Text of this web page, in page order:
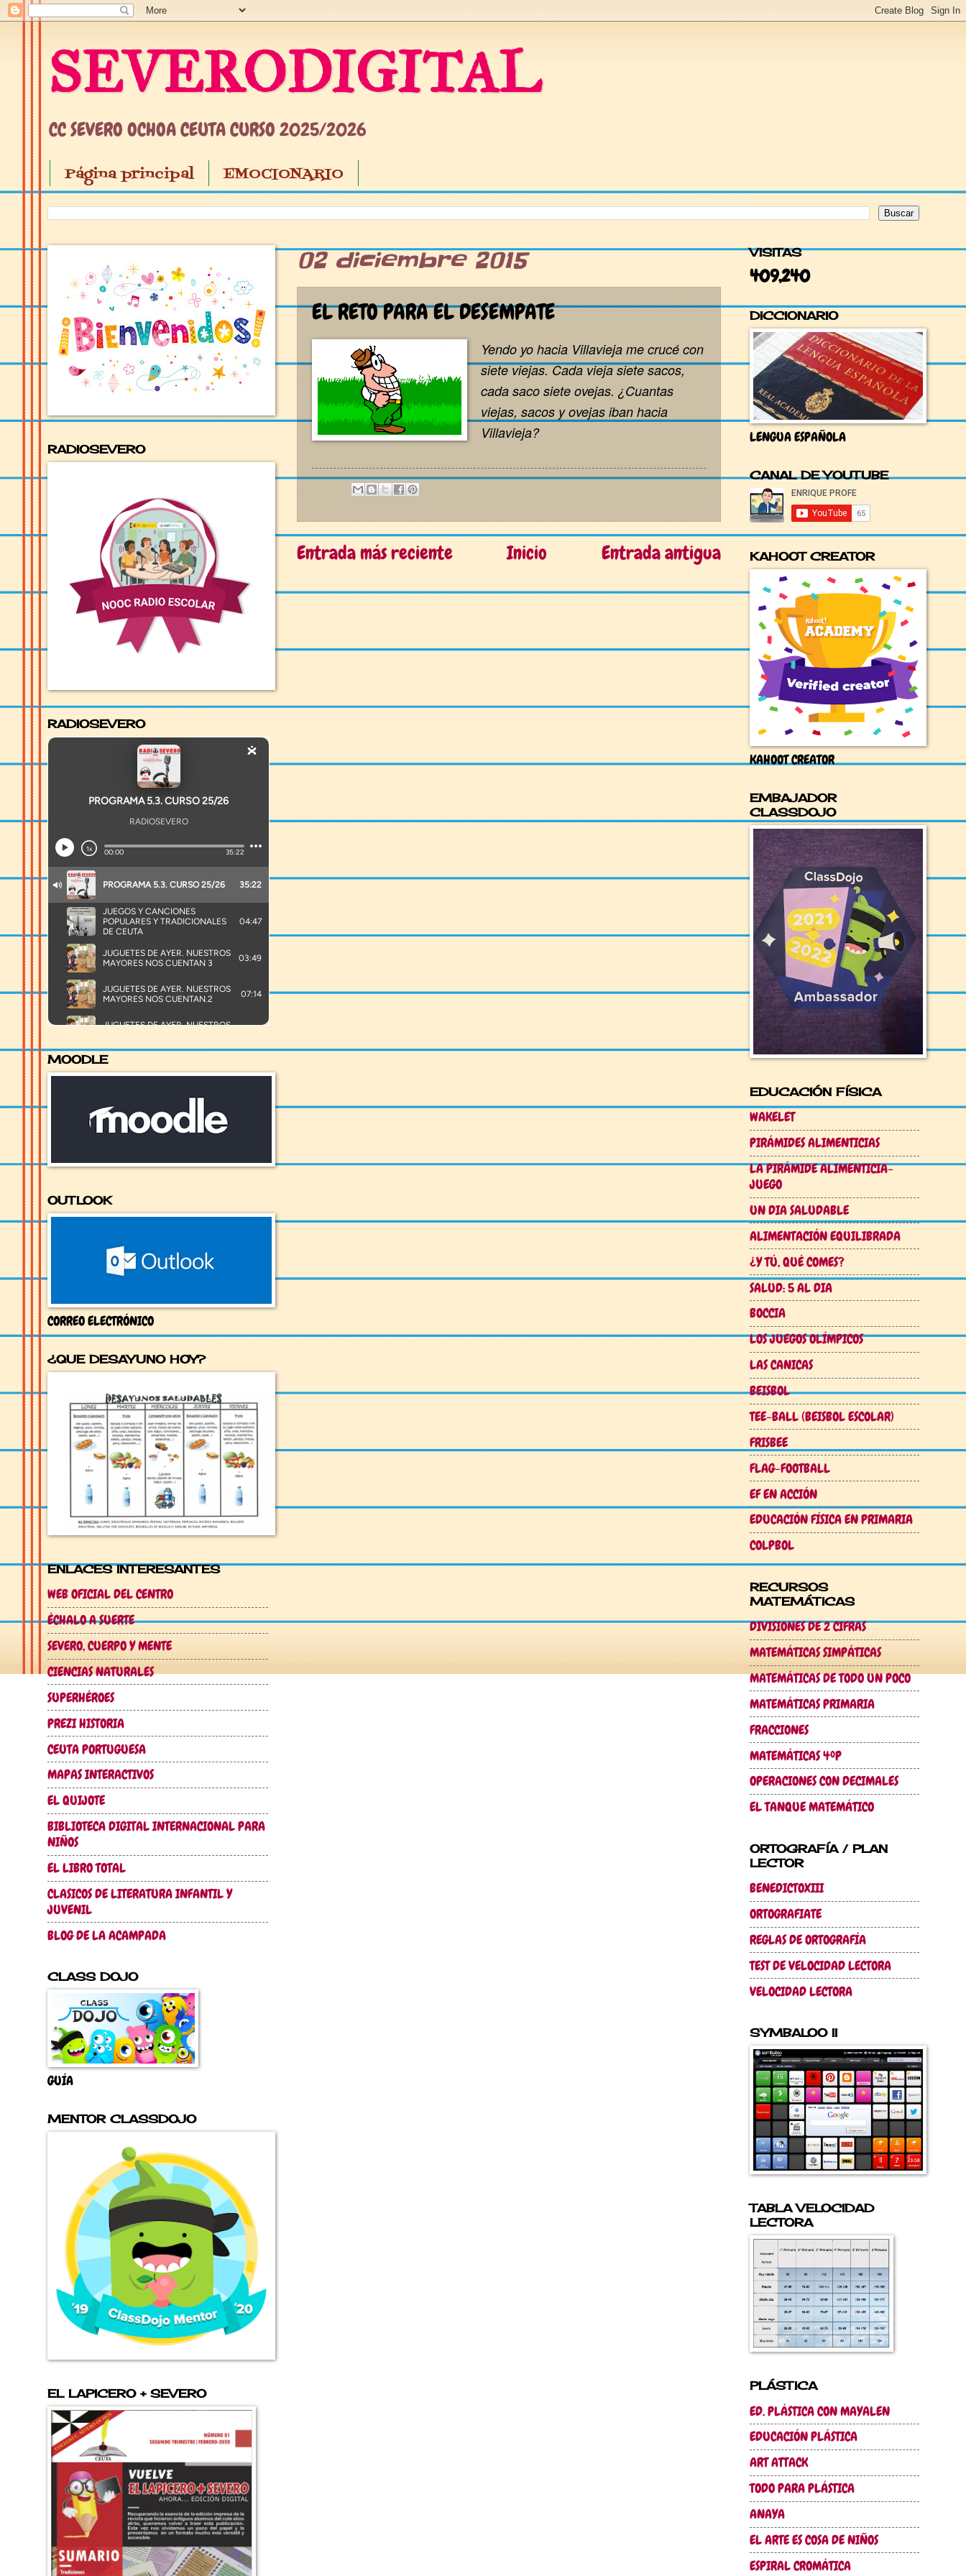
SEVERODIGITAL
CC SEVERO OCHOA CEUTA CURSO 2025/2026
Página principal EMOCIONARIO
02 diciembre 2015
EL RETO PARA EL DESEMPATE
Yendo yo hacia Villavieja me crucé con
siete viejas. Cada vieja siete sacos,
cada saco siete ovejas. ¿Cuantas
viejas, sacos y ovejas iban hacia
Villavieja?
Entrada más reciente Entrada antigua
Inicio
RADIOSEVERO
RADIOSEVERO
MOODLE
OUTLOOK
CORREO ELECTRÓNICO
¿QUE DESAYUNO HOY?
ENLACES INTERESANTES
WEB OFICIAL DEL CENTRO
ÉCHALO A SUERTE
SEVERO, CUERPO Y MENTE
CIENCIAS NATURALES
SUPERHÉROES
PREZI HISTORIA
CEUTA PORTUGUESA
MAPAS INTERACTIVOS
EL QUIJOTE
BIBLIOTECA DIGITAL INTERNACIONAL PARA
NIÑOS
EL LIBRO TOTAL
CLASICOS DE LITERATURA INFANTIL Y
JUVENIL
BLOG DE LA ACAMPADA
CLASS DOJO
GUÍA
MENTOR CLASSDOJO
EL LAPICERO + SEVERO
VISITAS
409,240
DICCIONARIO
LENGUA ESPAÑOLA
CANAL DE YOUTUBE
KAHOOT CREATOR
KAHOOT CREATOR
EMBAJADOR
CLASSDOJO
EDUCACIÓN FÍSICA
WAKELET
PIRÁMIDES ALIMENTICIAS
LA PIRÁMIDE ALIMENTICIA-
JUEGO
UN DIA SALUDABLE
ALIMENTACIÓN EQUILIBRADA
¿Y TÚ, QUÉ COMES?
SALUD: 5 AL DIA
BOCCIA
LOS JUEGOS OLÍMPICOS
LAS CANICAS
BEISBOL
TEE-BALL (BEISBOL ESCOLAR)
FRISBEE
FLAG-FOOTBALL
EF EN ACCIÓN
EDUCACIÓN FÍSICA EN PRIMARIA
COLPBOL
RECURSOS
MATEMÁTICAS
DIVISIONES DE 2 CIFRAS
MATEMÁTICAS SIMPÁTICAS
MATEMÁTICAS DE TODO UN POCO
MATEMÁTICAS PRIMARIA
FRACCIONES
MATEMÁTICAS 4ºP
OPERACIONES CON DECIMALES
EL TANQUE MATEMÁTICO
ORTOGRAFÍA / PLAN
LECTOR
BENEDICTOXIII
ORTOGRAFIATE
REGLAS DE ORTOGRAFÍA
TEST DE VELOCIDAD LECTORA
VELOCIDAD LECTORA
SYMBALOO II
TABLA VELOCIDAD
LECTORA
PLÁSTICA
ED. PLÁSTICA CON MAYALEN
EDUCACIÓN PLÁSTICA
ART ATTACK
TODO PARA PLÁSTICA
ANAYA
EL ARTE ES COSA DE NIÑOS
ESPIRAL CROMÁTICA